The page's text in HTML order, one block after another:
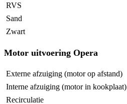
RVS
Sand
Zwart
Motor uitvoering Opera
Externe afzuiging (motor op afstand)
Interne afzuiging (motor in kookplaat)
Recirculatie